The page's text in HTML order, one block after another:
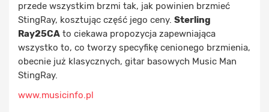
przede wszystkim brzmi tak, jak powinien brzmieć
StingRay, kosztując część jego ceny. Sterling
Ray25CA to ciekawa propozycja zapewniająca
wszystko to, co tworzy specyfikę cenionego brzmienia,
obecnie już klasycznych, gitar basowych Music Man
StingRay.
www.musicinfo.pl